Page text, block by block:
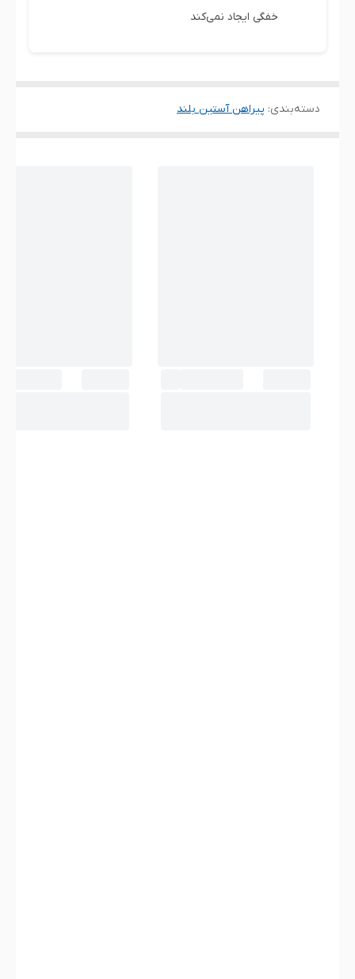
خفگی ایجاد نمی‌کند
دسته‌بندی: پیراهن آستین بلند